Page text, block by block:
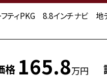
フティPKG 8.8インチナ
格 165.8万円